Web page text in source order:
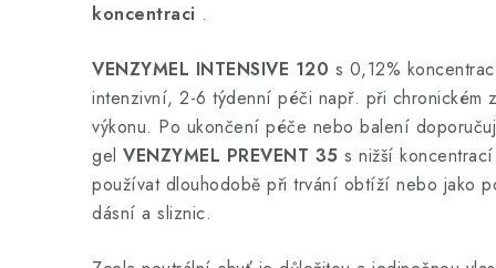
koncentraci .
VENZYMEL INTENSIVE 120 s 0,12%
intenzivní, 2-6 týdenní péči např. při chronickém
výkonu. Po ukončení péče nebo balení
gel VENZYMEL PREVENT 35 s nižší
používat dlouhodobě při trvání obtíží nebo jako
dásní a sliznic.